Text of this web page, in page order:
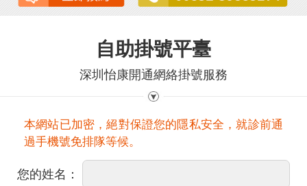
自助掛號平臺
深圳怡康開通網絡掛號服務
本網站已加密，絕對保證您的隱私安全，就診前通
過手機號免排隊等候。
您的姓名：